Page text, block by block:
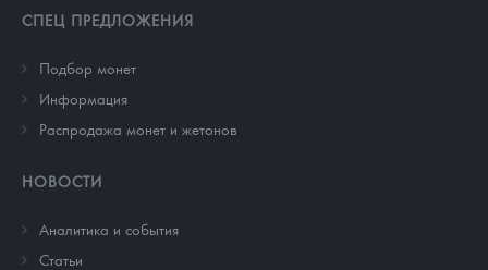
СПЕЦ ПРЕДЛОЖЕНИЯ
Подбор монет
Информация
Распродажа монет и жетонов
НОВОСТИ
Аналитика и события
Cтатьи